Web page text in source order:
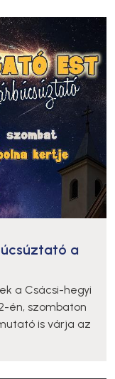
a
a Csácsi-hegyi
én, szombaton
is várja az